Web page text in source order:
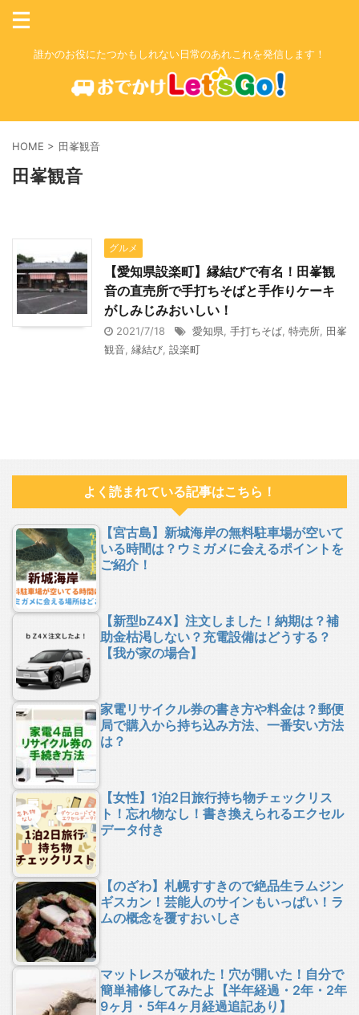
誰かのお役にたつかもしれない日常のあれこれを発信します！
HOME > 田峯観音
田峯観音
グルメ
【愛知県設楽町】縁結びで有名！田峯観
音の直売所で手打ちそばと手作りケーキ
がしみじみおいしい！
2021/7/18 愛知県 手打ちそば 特売所 田峯
観音 縁結び 設楽町
よく読まれている記事はこちら！
【宮古島】新城海岸の無料駐車場が空いて
いる時間は？ウミガメに会えるポイントを
ご紹介！
【新型bZ4X】注文しました！納期は？補
助金枯渇しない？充電設備はどうする？
【我が家の場合】
家電リサイクル券の書き方や料金は？郵便
局で購入から持ち込み方法、一番安い方法
は？
【女性】1泊2日旅行持ち物チェックリス
ト！忘れ物なし！書き換えられるエクセル
データ付き
【のざわ】札幌すすきので絶品生ラムジン
ギスカン！芸能人のサインもいっぱい！ラ
ムの概念を覆すおいしさ
マットレスが破れた！穴が開いた！自分で
簡単補修してみたよ【半年経過・2年・2年
9ヶ月・5年4ヶ月経過追記あり】